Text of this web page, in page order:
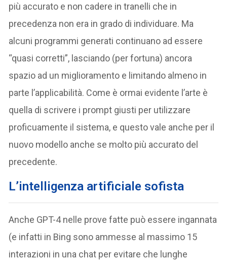
più accurato e non cadere in tranelli che in
precedenza non era in grado di individuare. Ma
alcuni programmi generati continuano ad essere
“quasi corretti”, lasciando (per fortuna) ancora
spazio ad un miglioramento e limitando almeno in
parte l’applicabilità. Come è ormai evidente l’arte è
quella di scrivere i prompt giusti per utilizzare
proficuamente il sistema, e questo vale anche per il
nuovo modello anche se molto più accurato del
precedente.
L’intelligenza artificiale sofista
Anche GPT-4 nelle prove fatte può essere ingannata
(e infatti in Bing sono ammesse al massimo 15
interazioni in una chat per evitare che lunghe